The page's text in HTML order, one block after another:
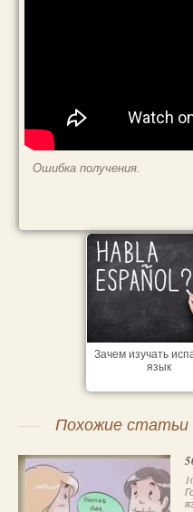
Ошибка получения.
Зачем изучать
язык
Похожие статьи